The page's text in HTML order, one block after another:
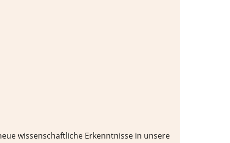
wissenschaftliche Erkenntnisse in unsere